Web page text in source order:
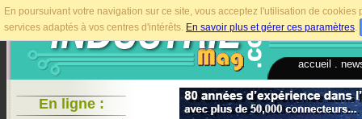
En poursuivant votre navigation sur ce site, vous acceptez l'utilisation de
services adaptés à vos centres d'intérêts. En savoir plus et gérer ces paramètres.
accueil
En ligne :